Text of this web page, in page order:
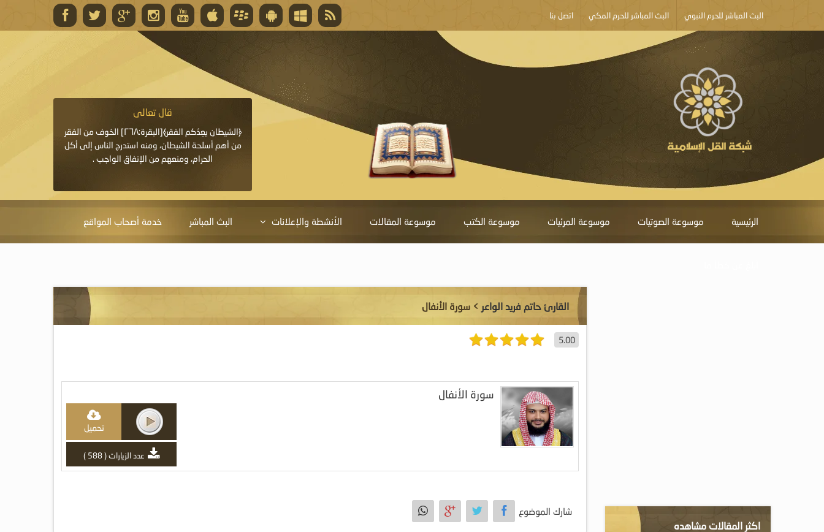
البث المباشر للحرم النبوي البث المباشر للحرم المكي اتصل بنا
قال تعالى
المغفرة لأنها أغلى جائزة، وهي مفتاح باب العطايا التي
قال تعالى
﴿الشيطان يعِدُكم الفقر﴾[البقرة:٢٦٨] الخوف من الفقر
من أهم أسلحة الشيطان، ومنه استدرج الناس إلى أكل
الحرام، ومنعهم من الإنفاق الواجب .
الرئيسية موسوعة الصوتيات موسوعة المرئيات موسوعة الكتب موسوعة المقالات الأنشطة والإعلانات البث المباشر خدمة أصحاب المواقع
القارئ حاتم فريد الواعر > سورة الأنفال
5.00
سورة الأنفال
تحميل
عدد الزيارات ( 588 )
شارك الموضوع
اكثر المقالات مشاهده